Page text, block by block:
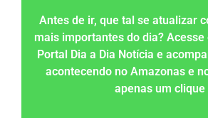
Antes de ir, que tal se atualizar
mais importantes do dia? Acesse
Portal Dia a Dia Notícia e
acontecendo no Amazonas e
apenas um clique